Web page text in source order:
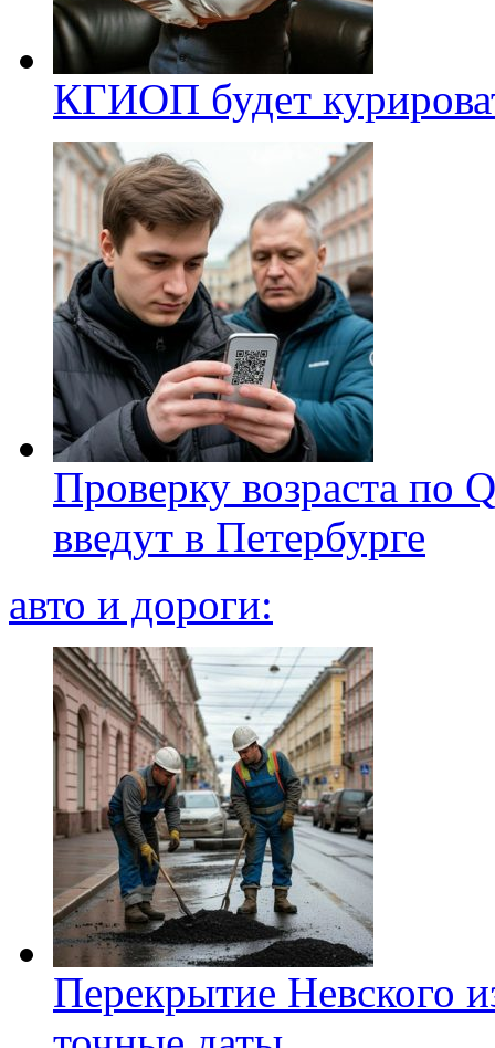
КГИОП будет
Проверку возраста по
введут в Петербурге
авто и дороги:
Перекрытие Невского